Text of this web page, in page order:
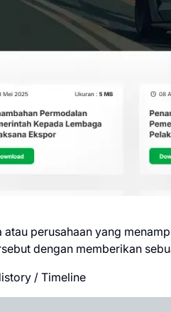
atau perusahaan yang
dengan memberikan
/ Timeline